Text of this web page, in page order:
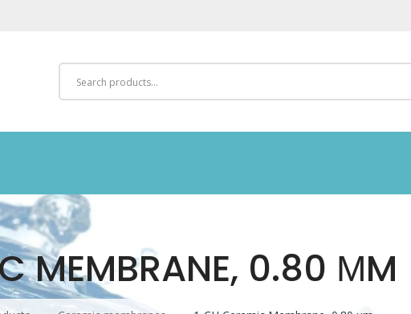
MEMBRANE, 0.80 ΜM